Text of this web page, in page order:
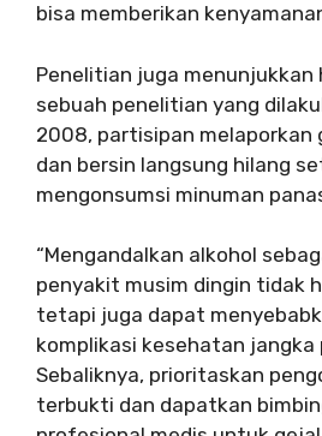
bisa memberikan
Penelitian juga menunjukkan
sebuah penelitian yang
2008, partisipan melaporkan
dan bersin langsung hilang
mengonsumsi minuman
“Mengandalkan alkohol
penyakit musim dingin tidak
tetapi juga dapat
komplikasi kesehatan jangka
Sebaliknya, prioritaskan
terbukti dan dapatkan